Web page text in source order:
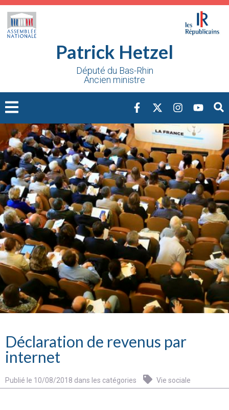
Patrick Hetzel
Député du Bas-Rhin
Ancien ministre
Déclaration de revenus par
internet
Publié le 10/08/2018 dans les catégories Vie sociale
Cookies management panel